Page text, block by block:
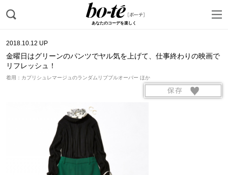
あなたのコーデを楽しく
2018.10.12 UP
金曜日はグリーンのパンツでヤル気を上げて、仕事終わりの映画で
リフレッシュ！
着用：カプリシュレマージュのランダムリブプルオーバー ほか